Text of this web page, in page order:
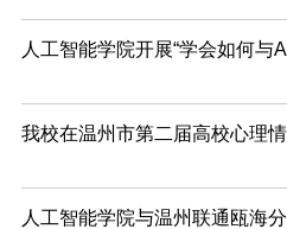
人工智能学院开展“学会如何与
我校在温州市第二届高校心理